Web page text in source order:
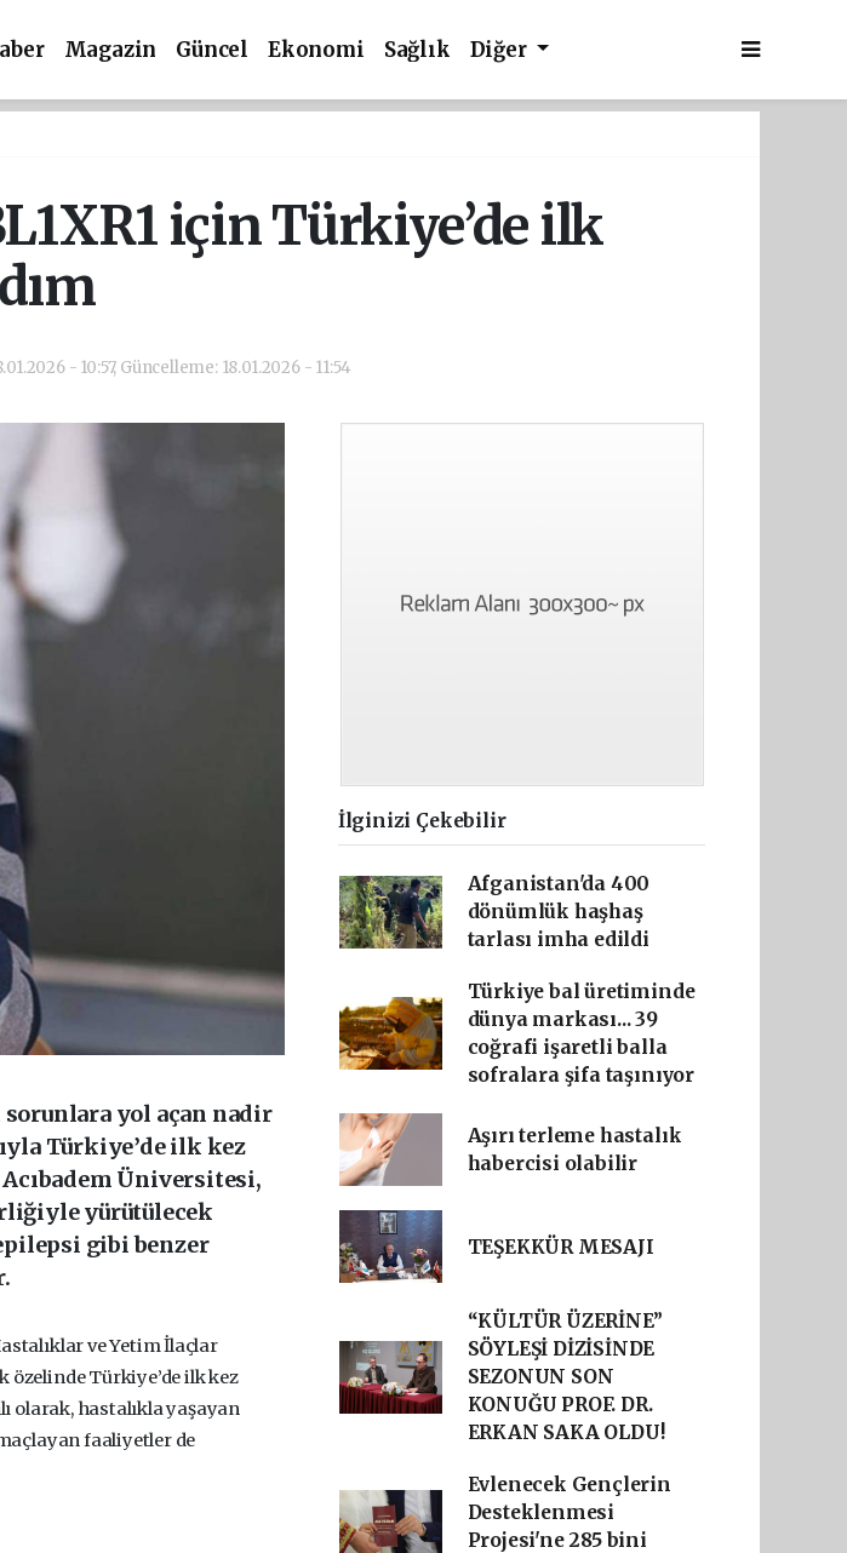
Magazin Güncel Ekonomi Sağlık Diğer
için Türkiye’de ilk
- 10:57, Güncelleme: 18.01.2026 - 11:54
yol açan nadir
Türkiye’de ilk kez
Üniversitesi,
yürütülecek
gibi benzer
ve Yetim İlaçlar
özelinde Türkiye’de ilk kez
olarak, hastalıkla yaşayan
faaliyetler de
İlginizi Çekebilir
Afganistan'da 400
dönümlük haşhaş
tarlası imha edildi
Türkiye bal üretiminde
dünya markası... 39
coğrafi işaretli balla
sofralara şifa taşınıyor
Aşırı terleme hastalık
habercisi olabilir
TEŞEKKÜR MESAJI
“KÜLTÜR ÜZERİNE”
SÖYLEŞİ DİZİSİNDE
SEZONUN SON
KONUĞU PROF. DR.
ERKAN SAKA OLDU!
Evlenecek Gençlerin
Desteklenmesi
Projesi'ne 285 bini